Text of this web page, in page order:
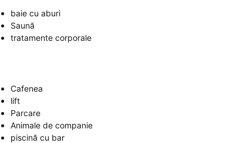
baie cu aburi
Saună
tratamente corporale
Cafenea
lift
Parcare
Animale de companie
piscină cu bar